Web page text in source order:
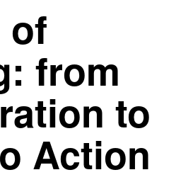
of
from
to
Action